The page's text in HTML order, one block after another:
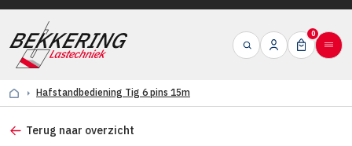
0
Hafstandbediening Tig 6 pins 15m
Terug naar overzicht